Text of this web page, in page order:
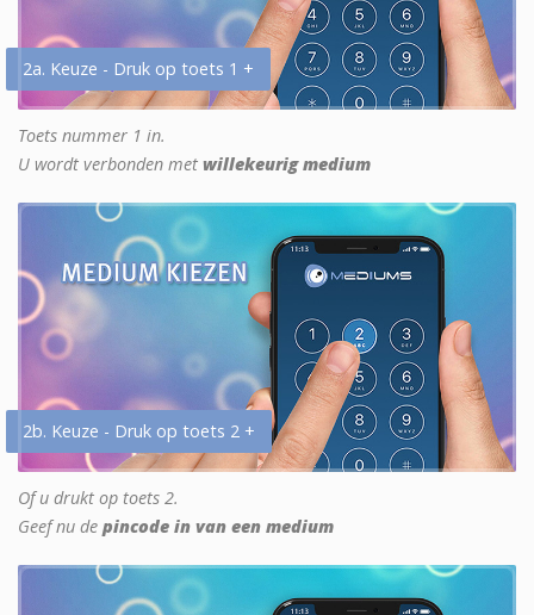
2a. Keuze - Druk op toets 1 +
Toets nummer 1 in.
U wordt verbonden met willekeurig medium
2b. Keuze - Druk op toets 2 +
Of u drukt op toets 2.
Geef nu de pincode in van een medium